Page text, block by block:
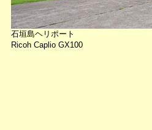
石垣島ヘリポート
Ricoh Caplio GX100